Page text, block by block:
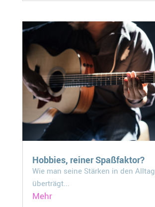
Hobbies, reiner Spaßfaktor?
Wie man seine Stärken in den Alltag
überträgt...
Mehr